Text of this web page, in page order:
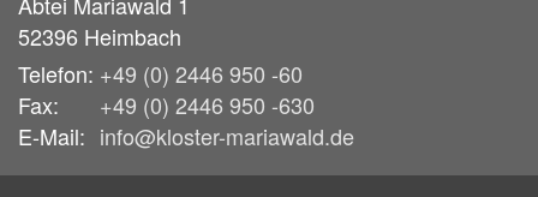
52396 Heimbach
Telefon: +49 (0) 2446 950 -60
Fax:
+49 (0) 2446 950 -630
E-Mail: info@kloster-mariawald.de